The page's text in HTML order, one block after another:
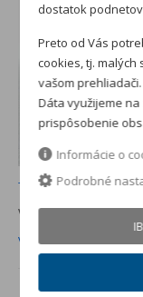
+ ďalších 8
VOZIDLO VO
Viac info
dostatok
Preto od Vás
cookies, tj.
vašom
Dáta využijeme
prispôsobenie
Informácie o
Podrobné